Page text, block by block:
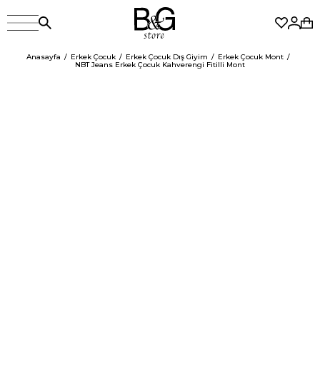
Anasayfa Erkek Çocuk Erkek Çocuk Dış Giyim
Erkek Çocuk Mont
NBT Jeans Erkek Çocuk Kahverengi Fitilli Mont